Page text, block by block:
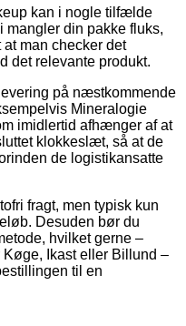
kan i nogle tilfælde
din pakke fluks,
man checker det
det relevante produkt.
på næstkommende
Mineralogie
imidlertid afhænger af at
klokkeslæt, så at de
de logistikansatte
fragt, men typisk kun
Desuden bør du
hvilket gerne –
Ikast eller Billund –
til en